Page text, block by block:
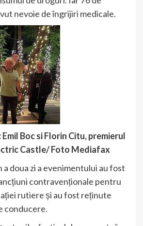
nevoie de îngrijiri medicale.
Boc si Florin Citu, premierul
Castle/ Foto Mediafax
a doua zi a evenimentului au fost
contravenționale pentru
rutiere și au fost reținute
conducere.